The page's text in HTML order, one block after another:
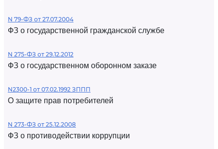
N 79-ФЗ от 27.07.2004
ФЗ о государственной гражданской службе
N 275-ФЗ от 29.12.2012
ФЗ о государственном оборонном заказе
N2300-1 от 07.02.1992 ЗППП
О защите прав потребителей
N 273-ФЗ от 25.12.2008
ФЗ о противодействии коррупции